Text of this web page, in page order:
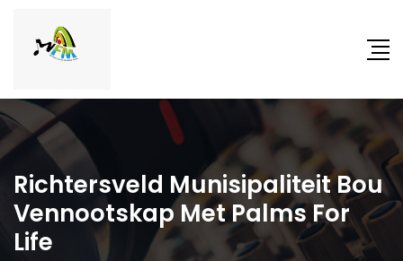
Richtersveld Munisipaliteit Bou
Vennootskap Met Palms For
Life